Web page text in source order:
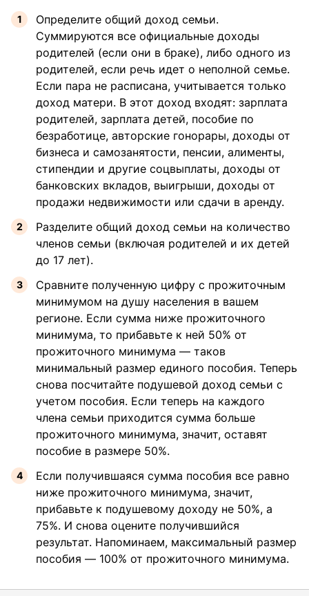
Определите общий доход семьи.
Суммируются все официальные доходы
родителей (если они в браке), либо одного из
родителей, если речь идет о неполной семье.
Если пара не расписана, учитывается только
доход матери. В этот доход входят: зарплата
родителей, зарплата детей, пособие по
безработице, авторские гонорары, доходы от
бизнеса и самозанятости, пенсии, алименты,
стипендии и другие соцвыплаты, доходы от
банковских вкладов, выигрыши, доходы от
продажи недвижимости или сдачи в аренду.
Разделите общий доход семьи на количество
членов семьи (включая родителей и их детей
до 17 лет).
Сравните полученную цифру с прожиточным
минимумом на душу населения в вашем
регионе. Если сумма ниже прожиточного
минимума, то прибавьте к ней 50% от
прожиточного минимума — таков
минимальный размер единого пособия. Теперь
снова посчитайте подушевой доход семьи с
учетом пособия. Если теперь на каждого
члена семьи приходится сумма больше
прожиточного минимума, значит, оставят
пособие в размере 50%.
Если получившаяся сумма пособия все равно
ниже прожиточного минимума, значит,
прибавьте к подушевому доходу не 50%, а
75%. И снова оцените получившийся
результат. Напоминаем, максимальный размер
пособия — 100% от прожиточного минимума.